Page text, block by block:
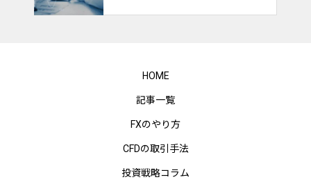
HOME
記事一覧
FXのやり方
CFDの取引手法
投資戦略コラム